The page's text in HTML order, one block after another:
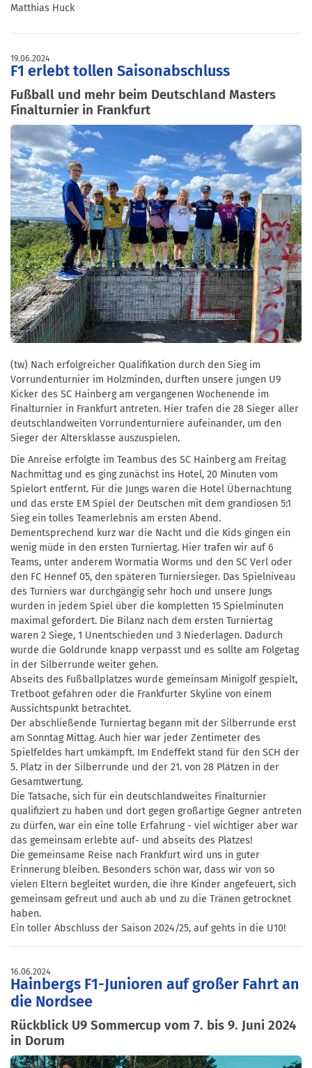
Matthias Huck
19.06.2024
F1 erlebt tollen Saisonabschluss
Fußball und mehr beim Deutschland Masters
Finalturnier in Frankfurt
(tw) Nach erfolgreicher Qualifikation durch den Sieg im
Vorrundenturnier im Holzminden, durften unsere jungen U9
Kicker des SC Hainberg am vergangenen Wochenende im
Finalturnier in Frankfurt antreten. Hier trafen die 28 Sieger aller
deutschlandweiten Vorrundenturniere aufeinander, um den
Sieger der Altersklasse auszuspielen.
Die Anreise erfolgte im Teambus des SC Hainberg am Freitag
Nachmittag und es ging zunächst ins Hotel, 20 Minuten vom
Spielort entfernt. Für die Jungs waren die Hotel Übernachtung
und das erste EM Spiel der Deutschen mit dem grandiosen 5:1
Sieg ein tolles Teamerlebnis am ersten Abend.
Dementsprechend kurz war die Nacht und die Kids gingen ein
wenig müde in den ersten Turniertag. Hier trafen wir auf 6
Teams, unter anderem Wormatia Worms und den SC Verl oder
den FC Hennef 05, den späteren Turniersieger. Das Spielniveau
des Turniers war durchgängig sehr hoch und unsere Jungs
wurden in jedem Spiel über die kompletten 15 Spielminuten
maximal gefordert. Die Bilanz nach dem ersten Turniertag
waren 2 Siege, 1 Unentschieden und 3 Niederlagen. Dadurch
wurde die Goldrunde knapp verpasst und es sollte am Folgetag
in der Silberrunde weiter gehen.
Abseits des Fußballplatzes wurde gemeinsam Minigolf gespielt,
Tretboot gefahren oder die Frankfurter Skyline von einem
Aussichtspunkt betrachtet.
Der abschließende Turniertag begann mit der Silberrunde erst
am Sonntag Mittag. Auch hier war jeder Zentimeter des
Spielfeldes hart umkämpft. Im Endeffekt stand für den SCH der
5. Platz in der Silberrunde und der 21. von 28 Plätzen in der
Gesamtwertung.
Die Tatsache, sich für ein deutschlandweites Finalturnier
qualifiziert zu haben und dort gegen großartige Gegner antreten
zu dürfen, war ein eine tolle Erfahrung - viel wichtiger aber war
das gemeinsam erlebte auf- und abseits des Platzes!
Die gemeinsame Reise nach Frankfurt wird uns in guter
Erinnerung bleiben. Besonders schön war, dass wir von so
vielen Eltern begleitet wurden, die ihre Kinder angefeuert, sich
gemeinsam gefreut und auch ab und zu die Tränen getrocknet
haben.
Ein toller Abschluss der Saison 2024/25, auf gehts in die U10!
16.06.2024
Hainbergs F1-Junioren auf großer Fahrt an
die Nordsee
Rückblick U9 Sommercup vom 7. bis 9. Juni 2024
in Dorum